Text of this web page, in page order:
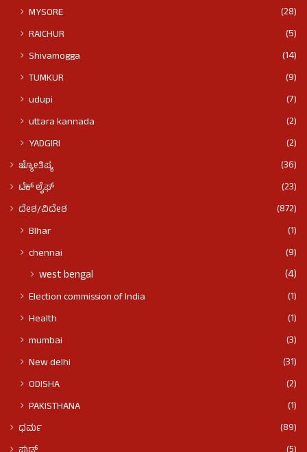
MYSORE
(28)
RAICHUR
(5)
Shivamogga
(14)
TUMKUR
(9)
udupi
(7)
uttara kannada
(2)
YADGIRI
(2)
ಜ್ಯೋತಿಷ್ಯ
(36)
ಟೆಕ್ ಲೈಫ್
(23)
ದೇಶ/ವಿದೇಶ
(872)
BIhar
(1)
chennai
(9)
west bengal (4)
Election commission of India
(1)
Health
(1)
mumbai
(3)
New delhi
(31)
ODISHA
(2)
PAKISTHANA
(1)
ಧರ್ಮ
(89)